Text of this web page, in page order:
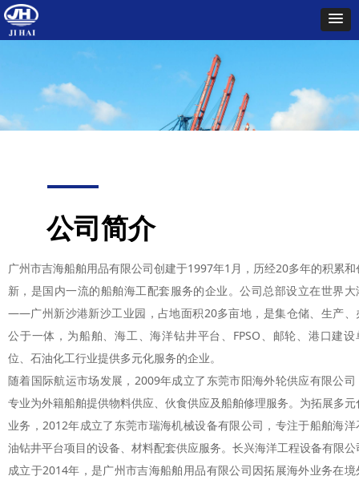
广州市吉海船舶用品有限公司创建于1997年1月，历经20多年的积累和
新，是国内一流的船舶海工配套服务的企业。公司总部设立在世界大
——广州新沙港新沙工业园，占地面积20多亩地，是集仓储、生产、
公于一体，为船舶、海工、海洋钻井平台、FPSO、邮轮、港口建设
位、石油化工行业提供多元化服务的企业。
随着国际航运市场发展， 2009年成立了东莞市阳海外轮供应有限公司
专业为外籍船舶提供物料供应、伙食供应及船舶修理服务。为拓展多元
业务，2012年成立了东莞市瑞海机械设备有限公司，专注于船舶海洋
油钻井平台项目的设备、材料配套供应服务。长兴海洋工程设备有限公
成立于2014年，是广州市吉海船舶用品有限公司因拓展海外业务在境
公司简介